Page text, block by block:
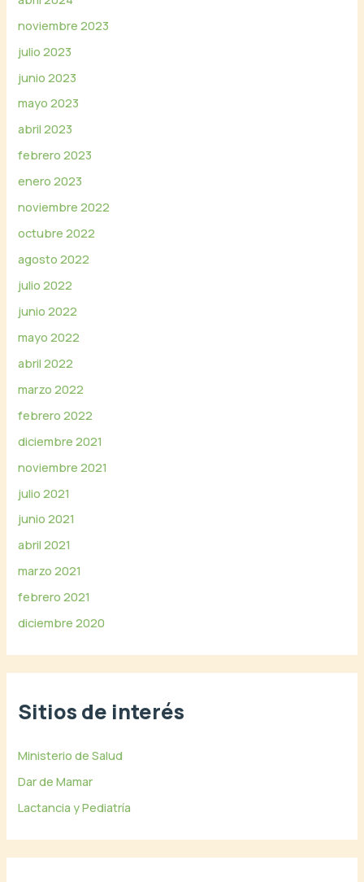
noviembre 2023
julio 2023
junio 2023
mayo 2023
abril 2023
febrero 2023
enero 2023
noviembre 2022
octubre 2022
agosto 2022
julio 2022
junio 2022
mayo 2022
abril 2022
marzo 2022
febrero 2022
diciembre 2021
noviembre 2021
julio 2021
junio 2021
abril 2021
marzo 2021
febrero 2021
diciembre 2020
Sitios de interés
Ministerio de Salud
Dar de Mamar
Lactancia y Pediatría